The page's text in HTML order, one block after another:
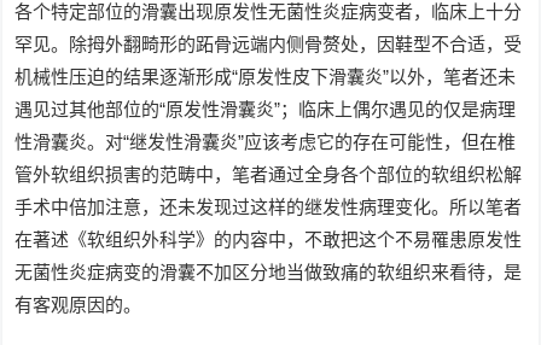
各个特定部位的滑囊出现原发性无菌性炎症病变者，临床上十分
罕见。除拇外翻畸形的跖骨远端内侧骨赘处，因鞋型不合适，受
机械性压迫的结果逐渐形成“原发性皮下滑囊炎”以外，笔者还未
遇见过其他部位的“原发性滑囊炎”；临床上偶尔遇见的仅是病理
性滑囊炎。对“继发性滑囊炎”应该考虑它的存在可能性，但在椎
管外软组织损害的范畴中，笔者通过全身各个部位的软组织松解
手术中倍加注意，还未发现过这样的继发性病理变化。所以笔者
在著述《软组织外科学》的内容中，不敢把这个不易罹患原发性
无菌性炎症病变的滑囊不加区分地当做致痛的软组织来看待，是
有客观原因的。